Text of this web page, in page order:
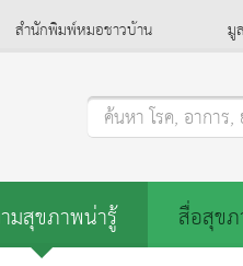
สำนักพิมพ์หมอชาวบ้าน มู
ค้นหา โรค, อาการ,
มสุขภาพน่ารู้ สื่อสุข